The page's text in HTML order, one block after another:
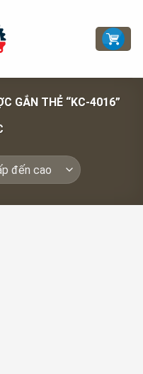
GẮN THẺ “KC-4016”